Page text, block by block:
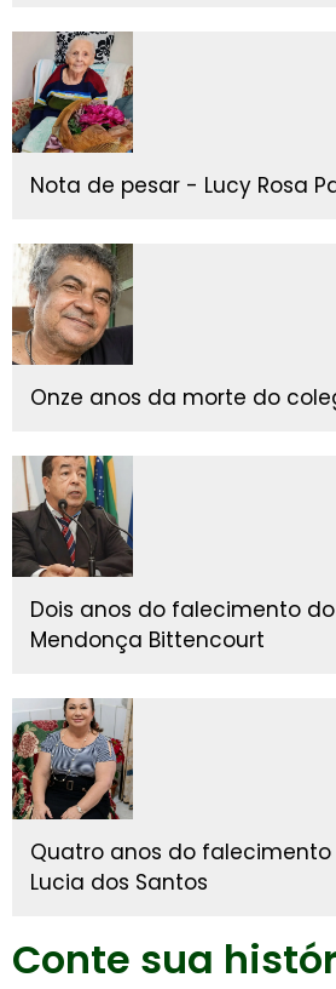
Nota de pesar - Lucy Rosa
Onze anos da morte do
Dois anos do falecimento
Mendonça Bittencourt
Quatro anos do
Lucia dos Santos
Conte sua